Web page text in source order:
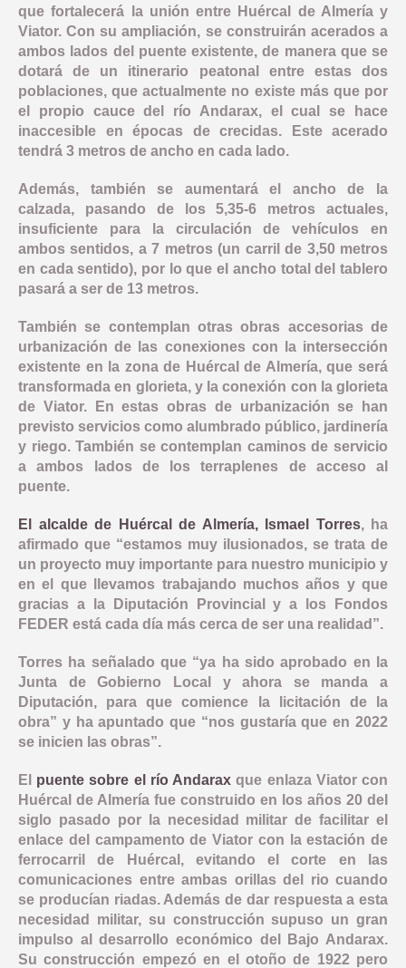
que fortalecerá la unión entre Huércal de Almería y
Viator. Con su ampliación, se construirán acerados a
ambos lados del puente existente, de manera que se
dotará de un itinerario peatonal entre estas dos
poblaciones, que actualmente no existe más que por
el propio cauce del río Andarax, el cual se hace
inaccesible en épocas de crecidas. Este acerado
tendrá 3 metros de ancho en cada lado.
Además, también se aumentará el ancho de la
calzada, pasando de los 5,35-6 metros actuales,
insuficiente para la circulación de vehículos en
ambos sentidos, a 7 metros (un carril de 3,50 metros
en cada sentido), por lo que el ancho total del tablero
pasará a ser de 13 metros.
También se contemplan otras obras accesorias de
urbanización de las conexiones con la intersección
existente en la zona de Huércal de Almería, que será
transformada en glorieta, y la conexión con la glorieta
de Viator. En estas obras de urbanización se han
previsto servicios como alumbrado público, jardinería
y riego. También se contemplan caminos de servicio
a ambos lados de los terraplenes de acceso al
puente.
El alcalde de Huércal de Almería, Ismael Torres, ha
afirmado que “estamos muy ilusionados, se trata de
un proyecto muy importante para nuestro municipio y
en el que llevamos trabajando muchos años y que
gracias a la Diputación Provincial y a los Fondos
FEDER está cada día más cerca de ser una realidad”.
Torres ha señalado que “ya ha sido aprobado en la
Junta de Gobierno Local y ahora se manda a
Diputación, para que comience la licitación de la
obra” y ha apuntado que “nos gustaría que en 2022
se inicien las obras”.
El puente sobre el río Andarax que enlaza Viator con
Huércal de Almería fue construido en los años 20 del
siglo pasado por la necesidad militar de facilitar el
enlace del campamento de Viator con la estación de
ferrocarril de Huércal, evitando el corte en las
comunicaciones entre ambas orillas del rio cuando
se producían riadas. Además de dar respuesta a esta
necesidad militar, su construcción supuso un gran
impulso al desarrollo económico del Bajo Andarax.
Su construcción empezó en el otoño de 1922 pero